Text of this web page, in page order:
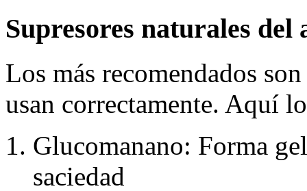
Supresores naturales del
Los más recomendados
usan correctamente. Aquí
Glucomanano: Forma
saciedad